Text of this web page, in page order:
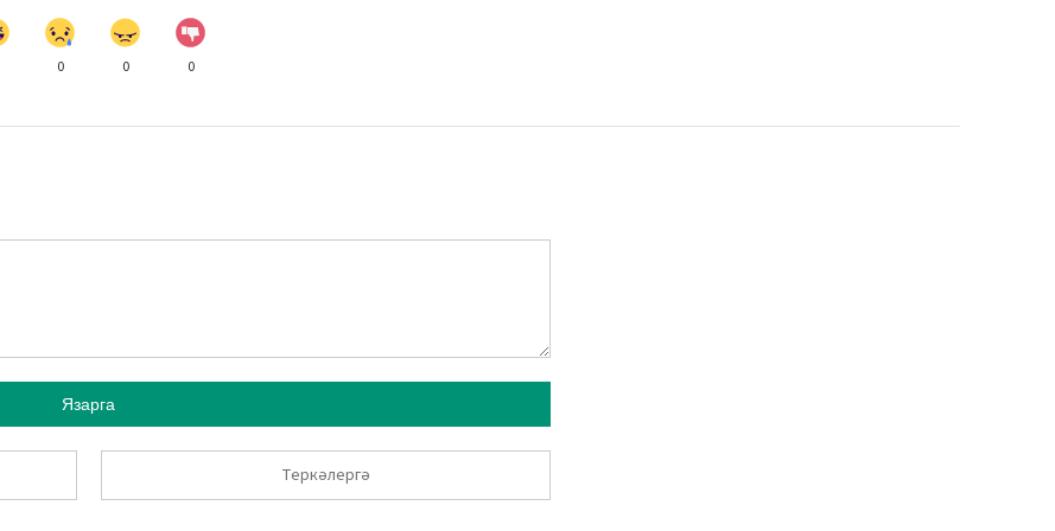
0 0 0
Язарга
Теркәлергә